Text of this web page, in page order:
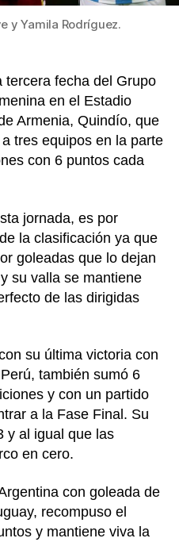
y Yamila Rodríguez.
tercera fecha del Grupo
en el Estadio
Armenia, Quindío, que
tres equipos en la parte
con 6 puntos cada
jornada, es por
la clasificación ya que
goleadas que lo dejan
su valla se mantiene
de las dirigidas
su última victoria con
también sumó 6
y con un partido
a la Fase Final. Su
y al igual que las
en cero.
con goleada de
recompuso el
y mantiene viva la